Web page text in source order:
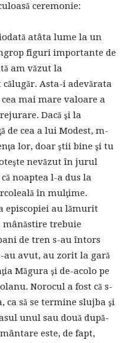
ceremonie:
atâta lume la un
figuri importante de
am văzut la
Asta-i adevărata
mai mare valoare a
Dacă şi la
de cea a lui Modest, m-
lor, doar ştii bine şi tu
nevăzut în jurul
noaptea l-a dus la
în mulţime.
episcopiei au lămurit
mânăstire trebuie
de tren s-au întors
au avut, au zorit la gară
Măgura şi de-acolo pe
Norocul a fost că s-
să se termine slujba şi
unul sau două după-
este, de fapt,